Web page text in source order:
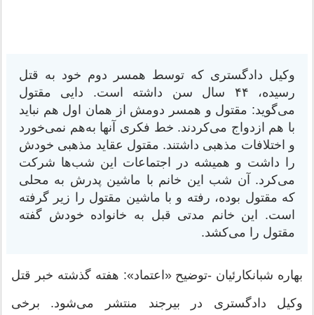
وکیل دادگستری که توسط همسر دوم خود به قتل
رسیده، ۴۴ سال سن داشته است. دایی مقتول
می‌گوید: مقتول و همسر دومش از همان اول هم نباید
با هم ازدواج می‌کردند. خط فکری آنها به‌هم نمی‌خورد
و اختلافات مذهبی داشتند. مقتول عقاید مذهبی خودش
را داشت و همیشه در اجتماعات این شب‌ها شرکت
می‌کرد. آن شب این خانم با ماشین پدرش به محلی
که مقتول بوده، رفته و با ماشین مقتول را زیر گرفته
است. این خانم مدتی قبل به خانواده خودش گفته
مقتول را می‌کشد.
بهاره شبانکارئیان -توضیح «اعتماد»: هفته گذشته خبر قتل
وکیل دادگستری در بیرجند منتشر می‌شود. برخی